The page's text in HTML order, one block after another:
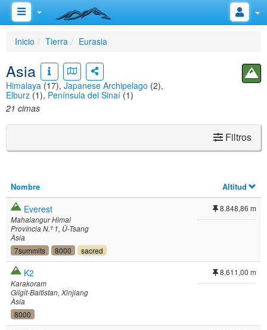
Inicio Tierra Eurasia
Asia
Himalaya (17), Japanese Archipelago (2),
Elburz (1), Península del Sinaí (1)
21 cimas
Filtros
Nombre Altitud
Everest
Mahalangur Himal
Província N.º 1 Ü-Tsang
Àsia
7summits 8000 sacred
8.848,86 m
K2
Karakoram
Gilgit-Baltistan Xinjiang
Àsia
8000
8.611,00 m